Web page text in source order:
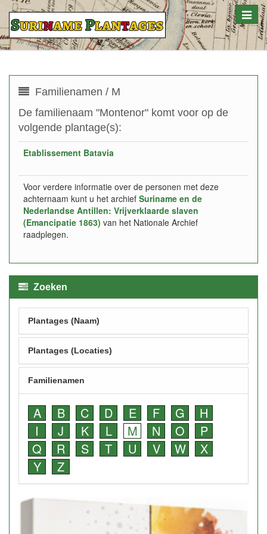
Toggle
Familienamen / M
De familienaam "Montenor" komt voor op de
volgende plantage(s):
Etablissement Batavia
Voor verdere informatie over de personen met deze
achternaam kunt u het archief Suriname en de
Nederlandse Antillen: Vrijverklaarde slaven
(Emancipatie 1863) van het Nationale Archief
raadplegen.
Zoeken
Plantages (Naam)
Plantages (Locaties)
Familienamen
A B C D E F G
H
I
J K L M N O
P
Q
R S T U V W
X
Y
Z